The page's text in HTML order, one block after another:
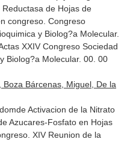
de Hojas de
congreso. Congreso
y Biolog?a Molecular.
XXIV Congreso Sociedad
Biolog?a Molecular. 00. 00
Bárcenas, Miguel, De la
Activacion de la Nitrato
Azucares-Fosfato en Hojas
XIV Reunion de la